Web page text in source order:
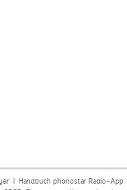
| Handbuch phonostar Radio-App